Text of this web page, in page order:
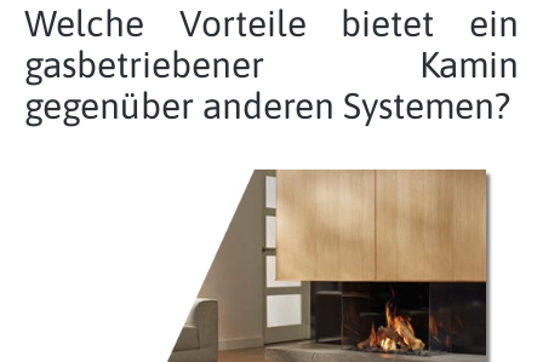
Welche Vorteile bietet ein
gasbetriebener Kamin
gegenüber anderen Systemen?